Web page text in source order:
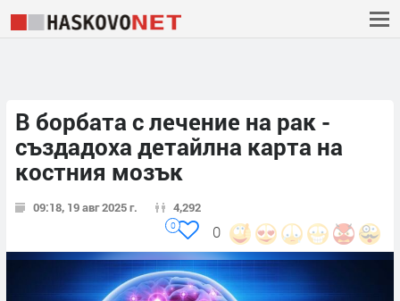
В борбата с лечение на рак -
създадоха детайлна карта на
костния мозък
09:18, 19 авг 2025 г. 4,292
0
0